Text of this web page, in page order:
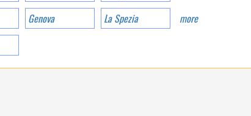
Genova La Spezia
more